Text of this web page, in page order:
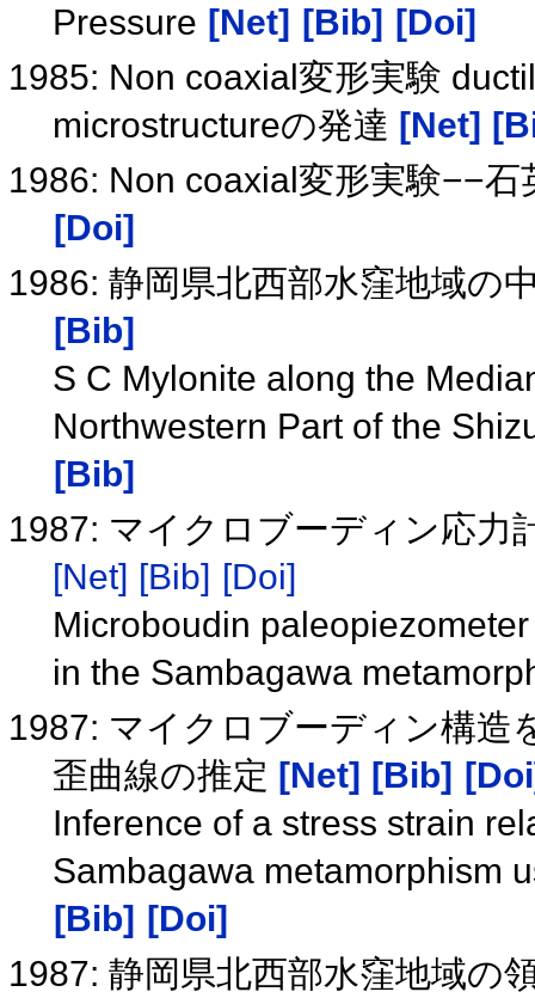
Pressure [Net] [Bib] [Doi]
1985: Non coaxial変形実験
microstructureの発達 [Net]
1986: Non coaxial変形実験−−
[Doi]
1986: 静岡県北西部水窪地域の
[Bib]
S C Mylonite along the
Northwestern Part of the
[Bib]
1987: マイクロブーディン応力
[Net] [Bib] [Doi]
Microboudin
in the Sambagawa
1987: マイクロブーディン構造
歪曲線の推定 [Net] [Bib]
Inference of a stress strain
Sambagawa metamorphism
[Bib] [Doi]
1987: 静岡県北西部水窪地域の